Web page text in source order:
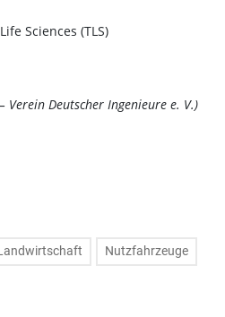
Sciences (TLS)
Verein Deutscher Ingenieure e. V.)
Nutzfahrzeuge